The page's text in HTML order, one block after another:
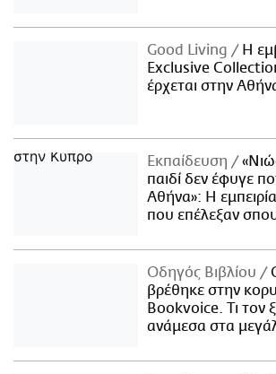
Good Living
Η
Exclusive
έρχεται στην
Εκπαίδευση
παιδί δεν έφυγε
Αθήνα»: Η
που επέλεξαν
Οδηγός Βιβλίου
βρέθηκε στην
Bookvoice. Τι τον
ανάμεσα στα